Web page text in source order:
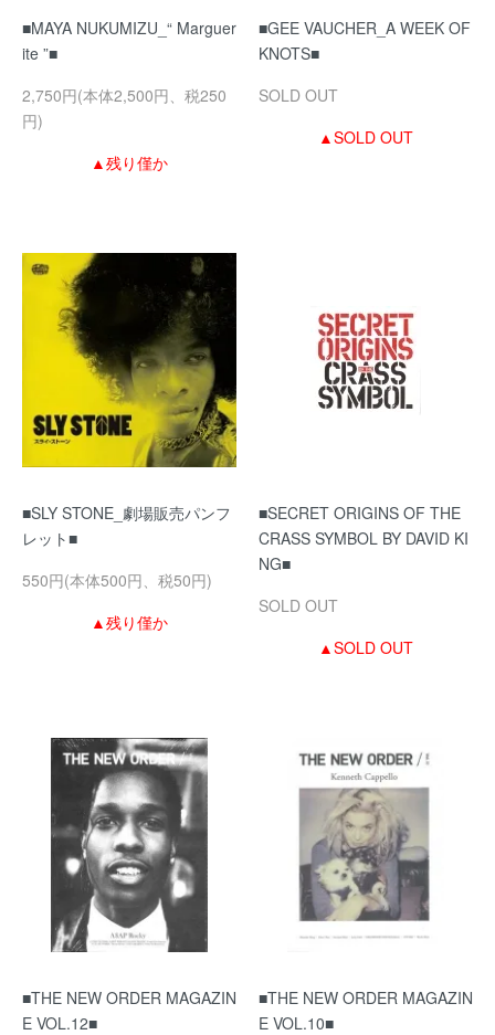
■MAYA NUKUMIZU_“ Marguer
ite ”■
2,750円(本体2,500円、税250
円)
▲残り僅か
■GEE VAUCHER_A WEEK OF
KNOTS■
SOLD OUT
▲SOLD OUT
■SLY STONE_劇場販売パンフ
レット■
550円(本体500円、税50円)
▲残り僅か
■SECRET ORIGINS OF THE
CRASS SYMBOL BY DAVID KI
NG■
SOLD OUT
▲SOLD OUT
■THE NEW ORDER MAGAZIN
E VOL.12■
■THE NEW ORDER MAGAZIN
E VOL.10■